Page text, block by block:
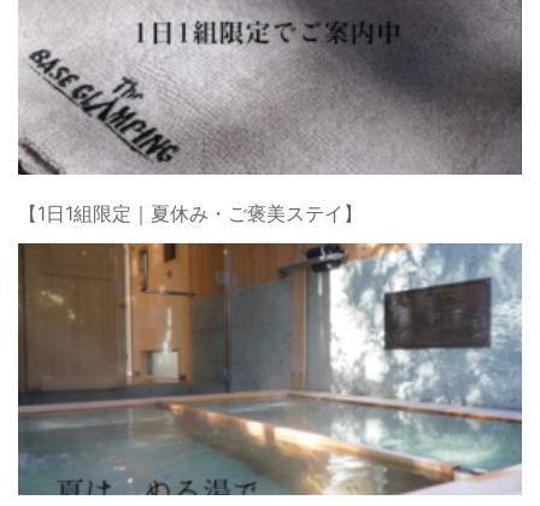
【1日1組限定｜夏休み・ご褒美ステイ】